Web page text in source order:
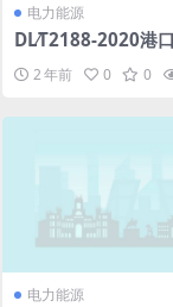
电力能源
DL∕T2188-2020港
系统总则
2 年前 0 0
电力能源